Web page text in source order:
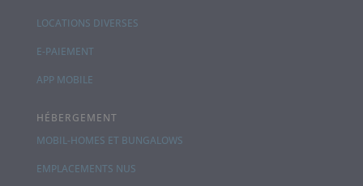
LOCATIONS DIVERSES
E-PAIEMENT
APP MOBILE
HÉBERGEMENT
MOBIL-HOMES ET BUNGALOWS
EMPLACEMENTS NUS